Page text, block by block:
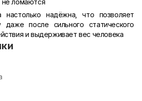
ломаются
настолько надёжна, что позволяет
даже после сильного статического
и выдерживает вес человека